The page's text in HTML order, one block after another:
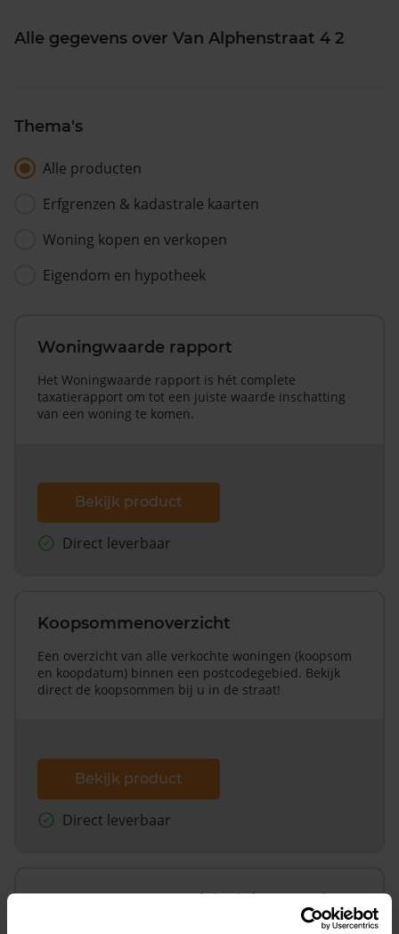
Alle gegevens over Van Alphenstraat 4 2
Thema's
Alle producten
Erfgrenzen & kadastrale kaarten
Woning kopen en verkopen
Eigendom en hypotheek
Woningwaarde rapport
Het Woningwaarde rapport is hét complete
taxatierapport om tot een juiste waarde inschatting
van een woning te komen.
Bekijk product
Direct leverbaar
Koopsommenoverzicht
Een overzicht van alle verkochte woningen (koopsom
en koopdatum) binnen een postcodegebied. Bekijk
direct de koopsommen bij u in de straat!
Bekijk product
Direct leverbaar
Koopsommenoverzicht (1 jaar gratis